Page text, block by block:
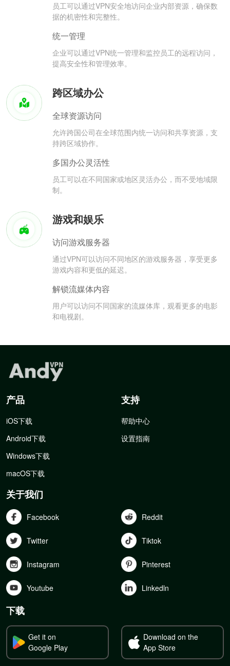
员工可以通过VPN安全地访问企业内部资源，确保数
据的机密性和完整性。
统一管理
企业可以通过VPN统一管理和监控员工的远程访问，
提高安全性和管理效率。
跨区域办公
全球资源访问
允许跨国公司在全球范围内统一访问和共享资源，支
持跨区域协作。
多国办公灵活性
员工可以在不同国家或地区灵活办公，而不受地域限
制。
游戏和娱乐
访问游戏服务器
通过VPN可以访问不同地区的游戏服务器，享受更多
游戏内容和更低的延迟。
解锁流媒体内容
用户可以访问不同国家的流媒体库，观看更多的电影
和电视剧。
产品
iOS下载
Android下载
Windows下载
macOS下载
支持
帮助中心
设置指南
关于我们
Facebook Reddit
Twitter Tiktok
Instagram Pinterest
Youtube Linkedln
下载
Get it on
Google Play
Download on the
App Store